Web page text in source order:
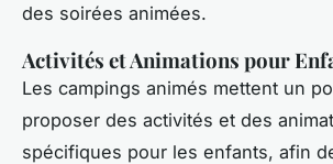
des soirées animées.
Activités et Animations pour
Les campings animés mettent un
proposer des activités et des
spécifiques pour les enfants, afin